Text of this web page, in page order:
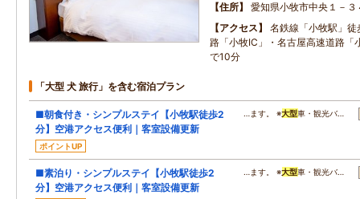
住所
愛知県小牧市中央１－３
アクセス
名鉄線「小牧駅」
路「小牧IC」・名古屋高速道路「
で10分
「大型 犬 旅行」を含む宿泊プラン
■朝食付き・シンプルステイ【小牧駅徒歩2
分】空港アクセス便利｜客室設備更新
ポイントUP
…ます。 ※大型車・観光バ…
■素泊り・シンプルステイ【小牧駅徒歩2
分】空港アクセス便利｜客室設備更新
…ます。 ※大型車・観光バ…